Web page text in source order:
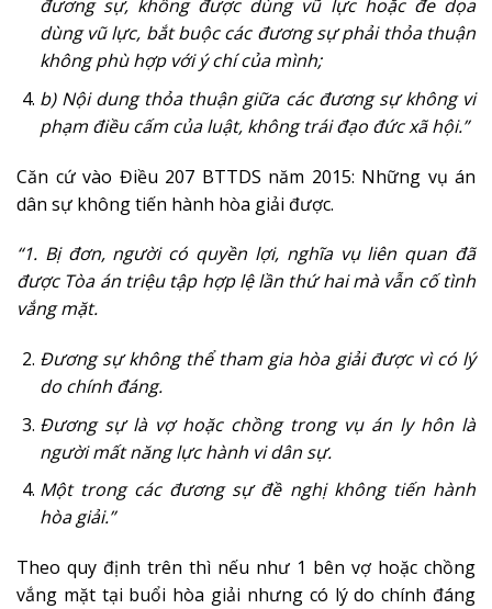
đương sự, không được dùng vũ lực hoặc đe dọa
dùng vũ lực, bắt buộc các đương sự phải thỏa thuận
không phù hợp với ý chí của mình;
b) Nội dung thỏa thuận giữa các đương sự không vi
phạm điều cấm của luật, không trái đạo đức xã hội.”
Căn cứ vào Điều 207 BTTDS năm 2015: Những vụ án
dân sự không tiến hành hòa giải được.
“1. Bị đơn, người có quyền lợi, nghĩa vụ liên quan đã
được Tòa án triệu tập hợp lệ lần thứ hai mà vẫn cố tình
vắng mặt.
Đương sự không thể tham gia hòa giải được vì có lý
do chính đáng.
Đương sự là vợ hoặc chồng trong vụ án ly hôn là
người mất năng lực hành vi dân sự.
Một trong các đương sự đề nghị không tiến hành
hòa giải.”
Theo quy định trên thì nếu như 1 bên vợ hoặc chồng
vắng mặt tại buổi hòa giải nhưng có lý do chính đáng